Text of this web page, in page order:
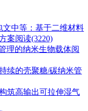
中等：基于二维材料
案阅读(3220)
理的纳米生物载体阅
续的壳聚糖/碳纳米管
筑高输出可拉伸湿气